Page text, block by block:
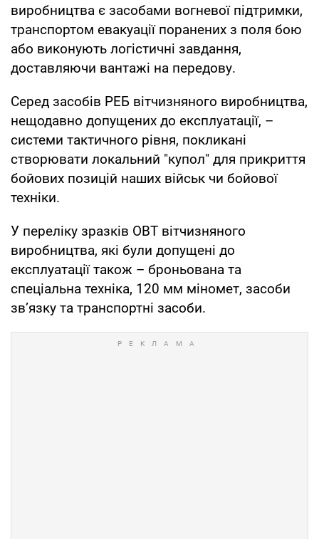
виробництва є засобами вогневої підтримки,
транспортом евакуації поранених з поля бою
або виконують логістичні завдання,
доставляючи вантажі на передову.
Серед засобів РЕБ вітчизняного виробництва,
нещодавно допущених до експлуатації, –
системи тактичного рівня, покликані
створювати локальний "купол" для прикриття
бойових позицій наших військ чи бойової
техніки.
У переліку зразків ОВТ вітчизняного
виробництва, які були допущені до
експлуатації також – броньована та
спеціальна техніка, 120 мм міномет, засоби
зв’язку та транспортні засоби.